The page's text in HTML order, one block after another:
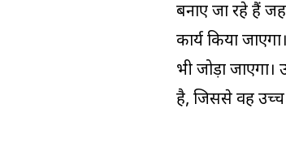
बनाए जा रहे हैं
कार्य किया
भी जोड़ा जाएगा।
है, जिससे वह उच्च